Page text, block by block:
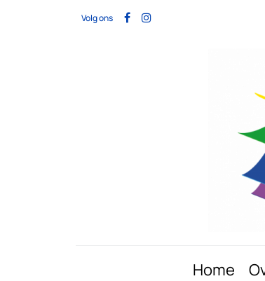
Volg ons
Home